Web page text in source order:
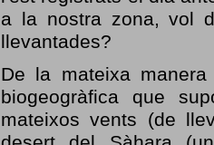
a la nostra zona, vol
llevantades?
De la mateixa
biogeogràfica que
mateixos vents (de